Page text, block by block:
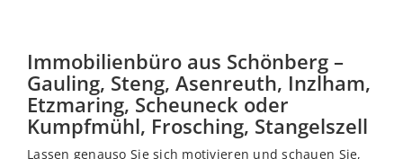
Immobilienbüro aus Schönberg –
Gauling, Steng, Asenreuth, Inzlham,
Etzmaring, Scheuneck oder
Kumpfmühl, Frosching, Stangelszell
Lassen genauso Sie sich motivieren und schauen Sie,